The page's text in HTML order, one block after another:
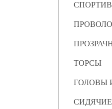
ТОРСЫ
ГОЛОВЫ
СИДЯЧИЕ